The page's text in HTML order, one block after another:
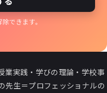
できます。
業実践・学びの理論・学校事
先生＝プロフェッショナルの